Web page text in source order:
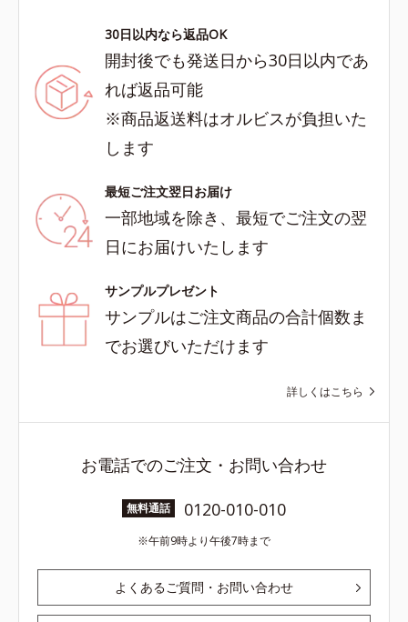
30日以内なら返品OK
開封後でも発送日から30日以内であ
れば返品可能
※商品返送料はオルビスが負担いた
します
最短ご注文翌日お届け
一部地域を除き、最短でご注文の翌
日にお届けいたします
サンプルプレゼント
サンプルはご注文商品の合計個数ま
でお選びいただけます
詳しくはこちら
お電話でのご注文・お問い合わせ
無料通話 0120-010-010
午前9時より午後7時まで
よくあるご質問・お問い合わせ